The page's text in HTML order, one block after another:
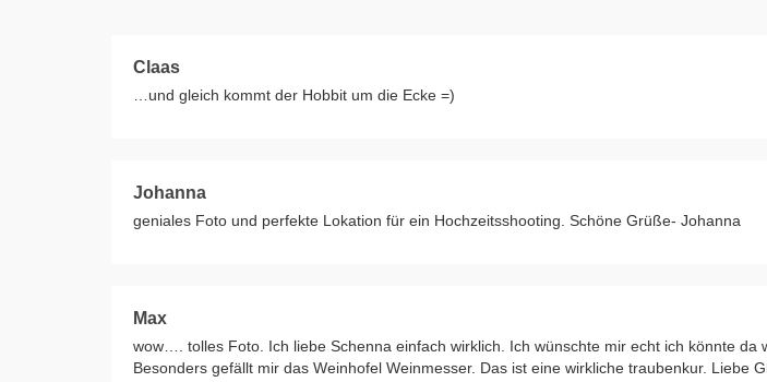
Claas
…und gleich kommt der Hobbit um die Ecke =)
Johanna
geniales Foto und perfekte Lokation für ein Hochzeitsshooting. Schöne Grüße- Johanna
Max
wow…. tolles Foto. Ich liebe Schenna einfach wirklich. Ich wünschte mir echt ich könnte
Besonders gefällt mir das Weinhofel Weinmesser. Das ist eine wirkliche traubenkur. Liebe